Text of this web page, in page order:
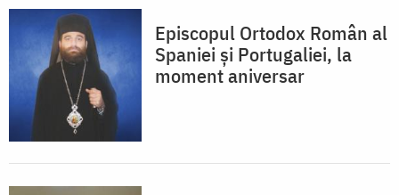
Episcopul Ortodox Român al
Spaniei şi Portugaliei, la
moment aniversar